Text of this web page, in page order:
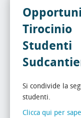
Tirocinio
Studenti
Si condivide la
studenti.
Clicca qui per